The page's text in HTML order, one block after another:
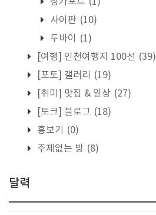
사이판 (10)
두바이
(1)
[여행] 인천여행지 100선 (39)
[포토] 갤러리
(19)
[취미] 맛집 & 일상 (27)
[토크] 블로그 (18)
흉보기
(0)
주제없는 방 (8)
달력